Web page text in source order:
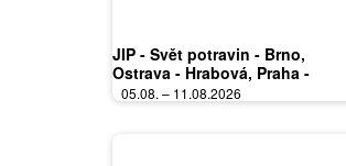
JIP - Svět potravin - Brno,
Ostrava - Hrabová, Praha -
Bořanovice, Jilemnice, Karlovy
05.08. – 11.08.2026